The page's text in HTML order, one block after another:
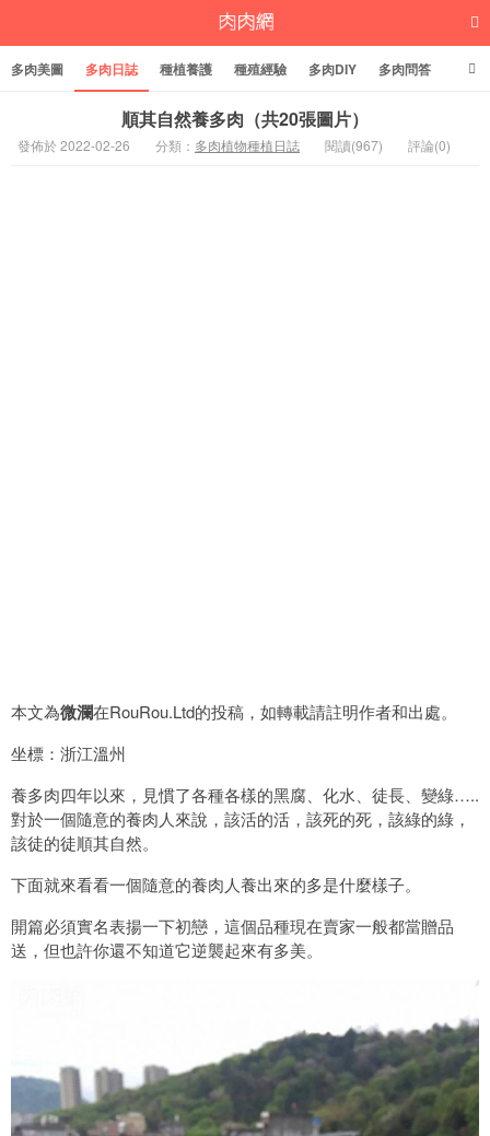
多肉美圖 多肉日誌 種植養護 種殖經驗 多肉DIY 多肉問答
多肉標籤順其自然養多肉（共20張圖片）
發佈於 2022-02-26 分類： 多肉植物種植日誌 閱讀(967) 評論(0)
本文為微瀾在RouRou.Ltd的投稿，如轉載請註明作者和出處。
坐標：浙江溫州
養多肉四年以來，見慣了各種各樣的黑腐、化水、徒長、變綠…..
對於一個隨意的養肉人來說，該活的活，該死的死，該綠的綠，
該徒的徒順其自然。
下面就來看看一個隨意的養肉人養出來的多是什麼樣子。
開篇必須實名表揚一下初戀，這個品種現在賣家一般都當贈品
送，但也許你還不知道它逆襲起來有多美。